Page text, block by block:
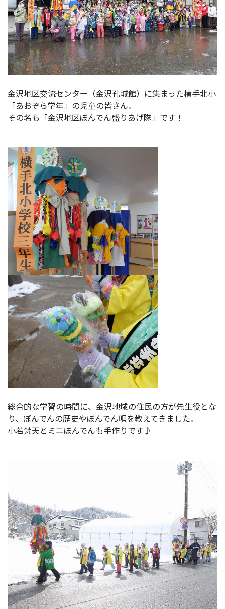
金沢地区交流センター（金沢孔城館）に集まった横手北小
「あおぞら学年」の児童の皆さん。
その名も「金沢地区ぼんでん盛りあげ隊」です！
総合的な学習の時間に、金沢地域の住民の方が先生役とな
り、ぼんでんの歴史やぼんでん唄を教えてきました。
小若梵天とミニぼんでんも手作りです♪